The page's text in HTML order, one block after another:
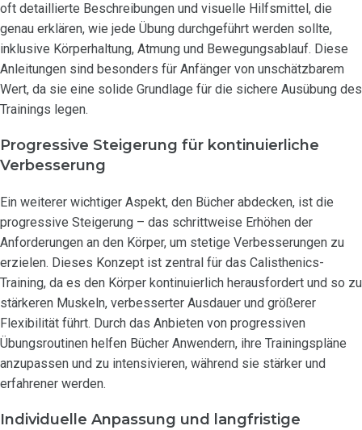
oft detaillierte Beschreibungen und visuelle Hilfsmittel, die
genau erklären, wie jede Übung durchgeführt werden sollte,
inklusive Körperhaltung, Atmung und Bewegungsablauf. Diese
Anleitungen sind besonders für Anfänger von unschätzbarem
Wert, da sie eine solide Grundlage für die sichere Ausübung des
Trainings legen.
Progressive Steigerung für kontinuierliche
Verbesserung
Ein weiterer wichtiger Aspekt, den Bücher abdecken, ist die
progressive Steigerung – das schrittweise Erhöhen der
Anforderungen an den Körper, um stetige Verbesserungen zu
erzielen. Dieses Konzept ist zentral für das Calisthenics-
Training, da es den Körper kontinuierlich herausfordert und so zu
stärkeren Muskeln, verbesserter Ausdauer und größerer
Flexibilität führt. Durch das Anbieten von progressiven
Übungsroutinen helfen Bücher Anwendern, ihre Trainingspläne
anzupassen und zu intensivieren, während sie stärker und
erfahrener werden.
Individuelle Anpassung und langfristige